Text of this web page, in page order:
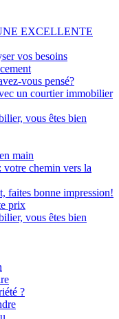
EXCELLENTE
vos besoins
vous pensé?
un courtier immobilier
vous êtes bien
main
chemin vers la
faites bonne impression!
prix
vous êtes bien
?